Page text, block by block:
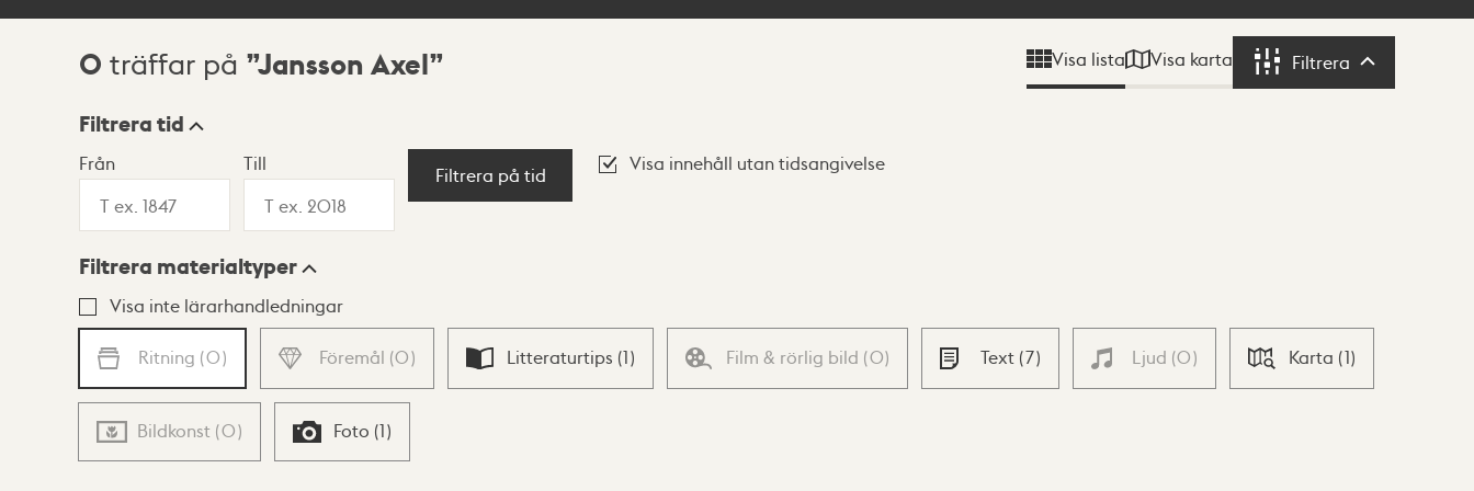
Sökresultat
0 träffar på Jansson Axel Visa lista Visa karta Filtrera Filtrera
Visningsläge
Lista Karta
Filtrera tid
Från Till
Filtrera på tid
Visa innehåll utan tidsangivelse
Filtrera materialtyper
Visa inte lärarhandledningar
Ritning (0) Föremål (0) Litteraturtips (1) Film & rörlig bild (0) Text (7) Ljud (0) Karta (1)
Bildkonst (0) Foto (1)